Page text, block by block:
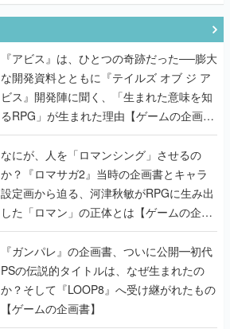
『アビス』は、ひとつの奇跡だった──膨大
な開発資料とともに『テイルズ オブ ジ ア
ビス』開発陣に聞く、「生まれた意味を知
るRPG」が生まれた理由【ゲームの企画
書】
なにが、人を「ロマンシング」させるの
か？『ロマサガ2』当時の企画書とキャラ
設定画から迫る、河津秋敏がRPGに生み出
した「ロマン」の正体とは【ゲームの企画
書】
『ガンパレ』の企画書、ついに公開━初代
PSの伝説的タイトルは、なぜ生まれたの
か？そして『LOOP8』へ受け継がれたもの
【ゲームの企画書】